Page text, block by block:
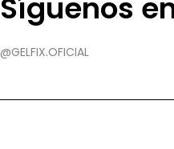
Síguenos
@GELFIX.OFICIAL